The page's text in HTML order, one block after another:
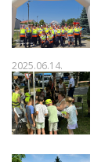
2025.06.14.